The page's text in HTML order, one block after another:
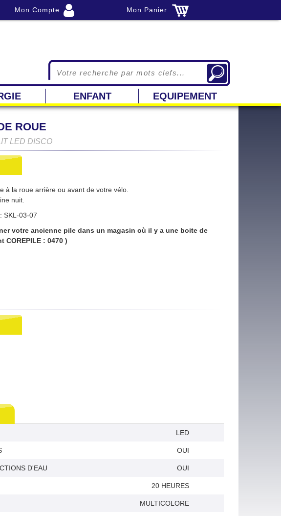
Mon Compte Mon Panier
ENFANT EQUIPEMENT
ROUE
LED DISCO
à la roue arrière ou avant de votre vélo.
nuit.
SKL-03-07
votre ancienne pile dans un magasin où il y a une boite de
COREPILE : 0470 )
LED
OUI
D'EAU OUI
20 HEURES
MULTICOLORE